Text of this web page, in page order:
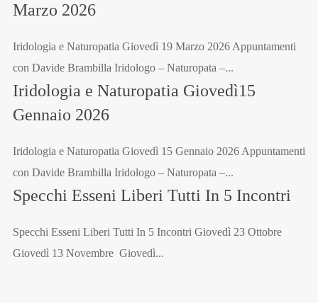
Marzo 2026
Iridologia e Naturopatia Giovedì 19 Marzo 2026 Appuntamenti
con Davide Brambilla Iridologo – Naturopata –...
Iridologia e Naturopatia Giovedì15
Gennaio 2026
Iridologia e Naturopatia Giovedì 15 Gennaio 2026 Appuntamenti
con Davide Brambilla Iridologo – Naturopata –...
Specchi Esseni Liberi Tutti In 5 Incontri
Specchi Esseni Liberi Tutti In 5 Incontri Giovedì 23 Ottobre
Giovedì 13 Novembre Giovedì...